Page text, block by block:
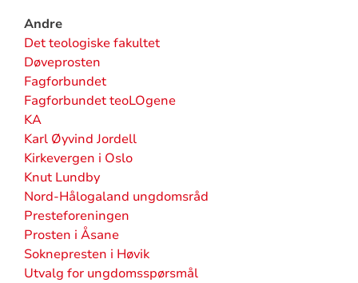
Andre
Det teologiske fakultet
Døveprosten
Fagforbundet
Fagforbundet teoLOgene
KA
Karl Øyvind Jordell
Kirkevergen i Oslo
Knut Lundby
Nord-Hålogaland ungdomsråd
Presteforeningen
Prosten i Åsane
Soknepresten i Høvik
Utvalg for ungdomsspørsmål